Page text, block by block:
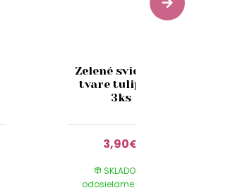
Zelené sviečky v
tvare tulipánu
3ks
3,90€
SKLADOM -
odosielame ihneď